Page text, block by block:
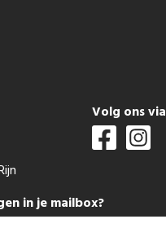
Volg ons via
in je mailbox?